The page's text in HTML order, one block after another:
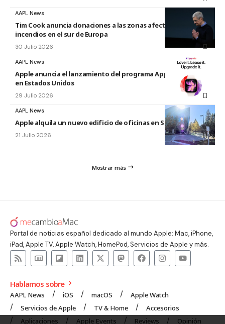
AAPL News
Tim Cook anuncia donaciones a las zonas afectadas por los
incendios en el sur de Europa
30 Julio 2026
AAPL News
Apple anuncia el lanzamiento del programa Apple Upgrade
en Estados Unidos
29 Julio 2026
AAPL News
Apple alquila un nuevo edificio de oficinas en Sunnyvale
21 Julio 2026
Mostrar más
Portal de noticias español dedicado al mundo Apple: Mac, iPhone,
iPad, Apple TV, Apple Watch, HomePod, Servicios de Apple y más.
Hablamos sobre
AAPL News iOS macOS
Apple Watch
Servicios de Apple
TV & Home
Accesorios
Aplicaciones
Apple Events Reviews Opinión